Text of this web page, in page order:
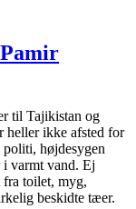
til Tajikistan og
heller ikke afsted for
højdesygen
i varmt vand. Ej
fra toilet, myg,
beskidte tæer.